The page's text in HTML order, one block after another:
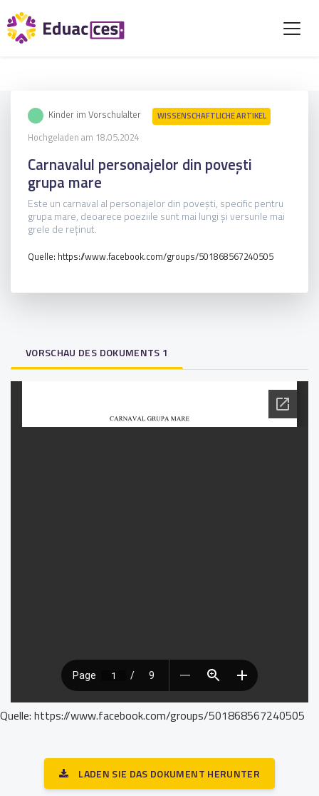
Kinder im Vorschulalter WISSENSCHAFTLICHE ARTIKEL
Hochgeladen am 18.05.2024
Carnavalul personajelor din povești
grupa mare
Este un carnaval al personajelor din povești, specific pentru
grupa mare, deoarece poeziile sunt mai lungi și versurile mai
grele de reținut.
Quelle: https://www.facebook.com/groups/501868567240505
VORSCHAU DES DOKUMENTS 1
Quelle: https://www.facebook.com/groups/501868567240505
LADEN SIE DAS DOKUMENT HERUNTER